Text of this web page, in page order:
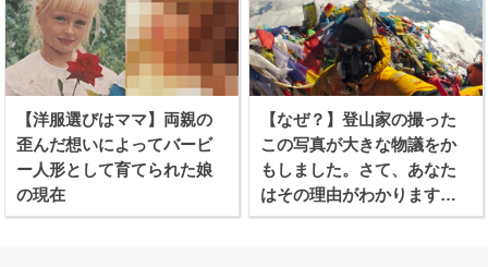
【洋服選びはママ】両親の
歪んだ想いによってバービ
ー人形として育てられた娘
の現在
【なぜ？】登山家の撮った
この写真が大きな物議をか
もしました。さて、あなた
はその理由がわかります
か？